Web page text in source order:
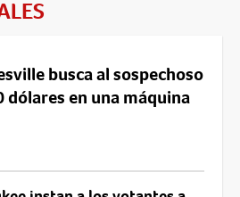
busca al sospechoso
dólares en una máquina